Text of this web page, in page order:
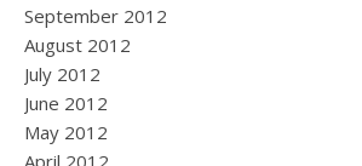
September 2012
August 2012
July 2012
June 2012
May 2012
April 2012